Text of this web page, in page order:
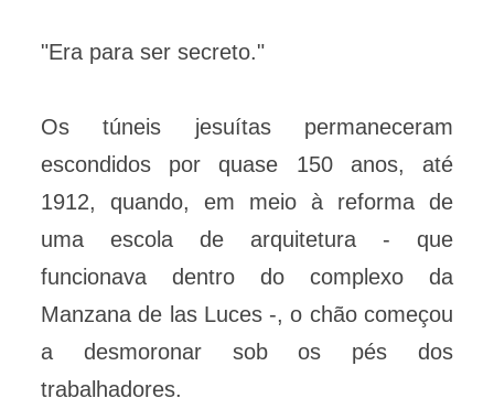
"Era para ser secreto."
Os túneis jesuítas permaneceram
escondidos por quase 150 anos, até
1912, quando, em meio à reforma de
uma escola de arquitetura - que
funcionava dentro do complexo da
Manzana de las Luces -, o chão começou
a desmoronar sob os pés dos
trabalhadores.